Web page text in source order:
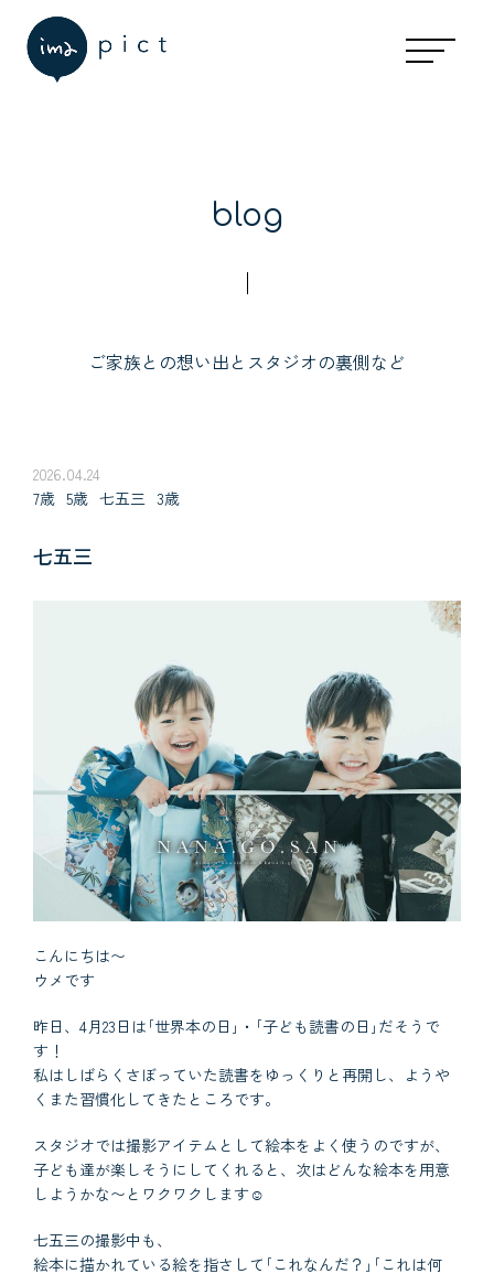
blog
ご家族との想い出とスタジオの裏側など
2026.04.24
7歳 5歳 七五三 3歳
七五三
こんにちは〜
ウメです
昨日、4月23日は｢世界本の日｣・｢子ども読書の日｣だそうで
す！
私はしばらくさぼっていた読書をゆっくりと再開し、ようや
くまた習慣化してきたところです。
スタジオでは撮影アイテムとして絵本をよく使うのですが、
子ども達が楽しそうにしてくれると、次はどんな絵本を用意
しようかな〜とワクワクします☺︎
七五三の撮影中も、
絵本に描かれている絵を指さして｢これなんだ？｣｢これは何